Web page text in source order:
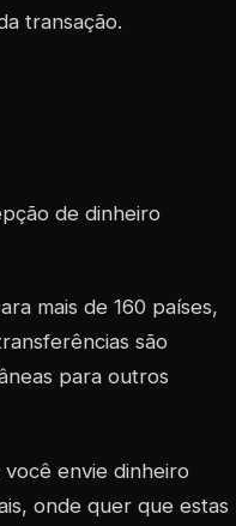
transação.
de dinheiro
mais de 160 países,
são
para outros
envie dinheiro
onde quer que estas